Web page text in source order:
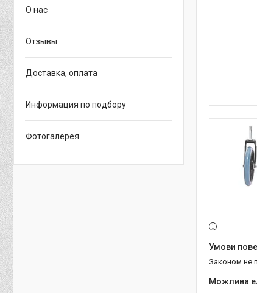
Законом не
О нас
Отзывы
Доставка, оплата
Информация по подбору
Фотогалерея